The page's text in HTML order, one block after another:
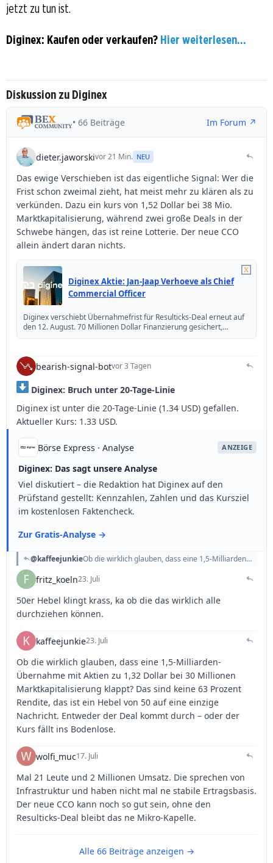
jetzt zu tun ist.
Diginex: Kaufen oder verkaufen? Hier weiterlesen...
Diskussion zu Diginex